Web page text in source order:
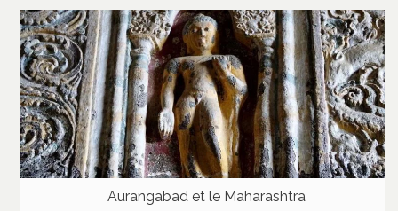
Aurangabad et le Maharashtra